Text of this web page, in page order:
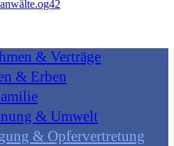
& Verträge
& Erben
& Umwelt
& Opfervertretung